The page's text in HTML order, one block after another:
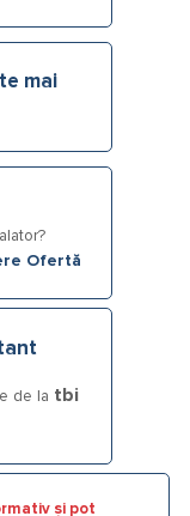
mai
Ofertă
de la tbi
și pot